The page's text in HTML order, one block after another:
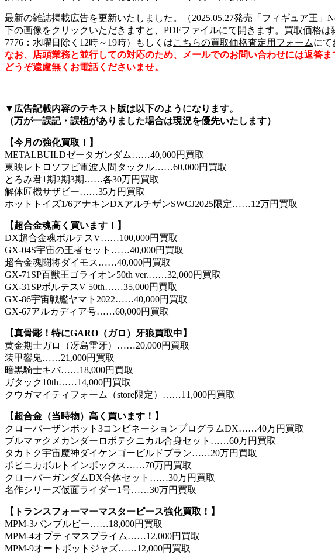
最新の雑誌掲載広告を更新いたしました。（2025.05.27発売「フィギュア王」
下の画像をクリックいただきますと、PDFファイルにて開きます。買取価格
7776：水曜日除く12時～19時）もしくはこちらの買取価格査定用フォームにて
なお、店頭業務と並行しての対応のため、メールでのお問い合わせには返答
どうぞ遠慮無く お電話くださいませ。
▼広告記載内容のテキスト版は以下のようになります。
（万が一誤記・誤植がありました場合は現況を優先いたします）
【今月の強化買取！】
METALBUILDゼータガンダム……40,000円買取
東映レトロソフビ電波人間タックル……60,000円買取
とろみ君1期2期3期……各30万円買取
解体匠機サザビー……35万円買取
ホットトイズ1/6アナキンDXアルチザンSWCJ2025限定……12万円買取
【超合金魂高く買います！】
DX超合金魂ボルテスV……100,000円買取
GX-04S宇宙の王者セット……40,000円買取
超合金魂闘将ダイモス……40,000円買取
GX-71SP百獣王ゴライオン50th ver.……32,000円買取
GX-31SPボルテスV 50th……35,000円買取
GX-86宇宙戦艦ヤマト2022……40,000円買取
GX-67アルカディア号……60,000円買取
【真骨彫！特にGARO（ガロ）牙狼買取中】
黄金期士ガロ（冴島雷牙）……20,000円買取
装甲響鬼……21,000円買取
暗黒騎士キバ……18,000円買取
ガタック10th……14,000円買取
クウガマイティフォーム（store限定）……11,000円買取
【超合金（当時物）高く買います！ 】
クローバーザンボット3コンビネーションプログラムDX……40万円買取
ブルマァクメカンダーロボテクニカル合身セット……60万円買取
タカトク宇宙魔神ダイケンゴービルドプラン……20万円買取
ポピニカボルトインボックス……70万円買取
クローバーガンダムDX合体セット……30万円買取
名作シリーズ仮面ライダー1号……30万円買取
【トランスフォーマーマスターピース強化買取！】
MPM-3バンブルビー……18,000円買取
MPM-4オプティマスプライム……12,000円買取
MPM-9オートボットジャズ……12,000円買取